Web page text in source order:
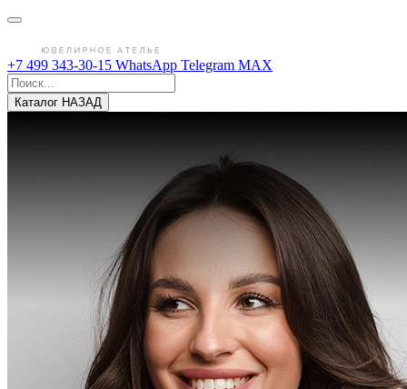
+7 499 343-30-15 WhatsApp Telegram MAX
Каталог НАЗАД